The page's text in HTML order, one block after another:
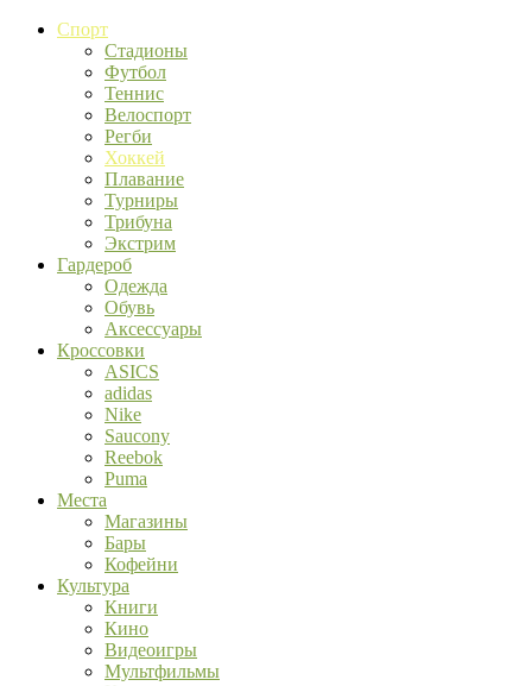
Спорт
Стадионы
Футбол
Теннис
Велоспорт
Регби
Хоккей
Плавание
Турниры
Трибуна
Экстрим
Гардероб
Одежда
Обувь
Аксессуары
Кроссовки
ASICS
adidas
Nike
Saucony
Reebok
Puma
Места
Магазины
Бары
Кофейни
Культура
Книги
Кино
Видеоигры
Мультфильмы